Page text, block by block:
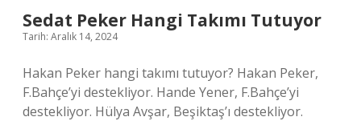
Sedat Peker Hangi Takımı Tutuyor
Tarih: Aralık 14, 2024
Hakan Peker hangi takımı tutuyor? Hakan Peker,
F.Bahçe’yi destekliyor. Hande Yener, F.Bahçe’yi
destekliyor. Hülya Avşar, Beşiktaş’ı destekliyor.